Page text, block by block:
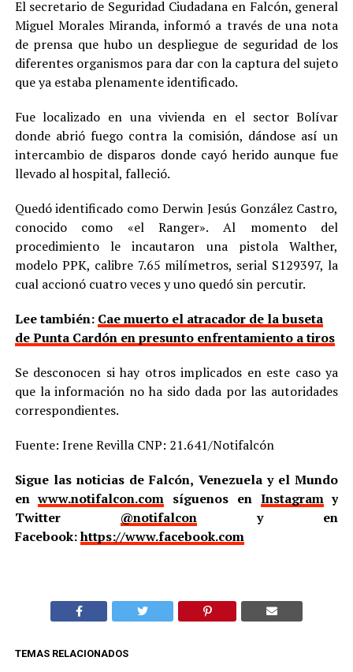
El secretario de Seguridad Ciudadana en Falcón, general
Miguel Morales Miranda, informó a través de una nota
de prensa que hubo un despliegue de seguridad de los
diferentes organismos para dar con la captura del sujeto
que ya estaba plenamente identificado.
Fue localizado en una vivienda en el sector Bolívar
donde abrió fuego contra la comisión, dándose así un
intercambio de disparos donde cayó herido aunque fue
llevado al hospital, falleció.
Quedó identificado como Derwin Jesús González Castro,
conocido como «el Ranger». Al momento del
procedimiento le incautaron una pistola Walther,
modelo PPK, calibre 7.65 milímetros, serial S129397, la
cual accionó cuatro veces y uno quedó sin percutir.
Lee también: Cae muerto el atracador de la buseta
de Punta Cardón en presunto enfrentamiento a tiros
Se desconocen si hay otros implicados en este caso ya
que la información no ha sido dada por las autoridades
correspondientes.
Fuente: Irene Revilla CNP: 21.641/Notifalcón
Sigue las noticias de Falcón, Venezuela y el Mundo
enwww.notifalcon.com síguenos en Instagramy
Twitter @notifalcony en
Facebook:https://www.facebook.com
TEMAS RELACIONADOS